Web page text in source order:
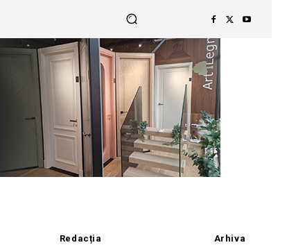
Redacția Arhiva